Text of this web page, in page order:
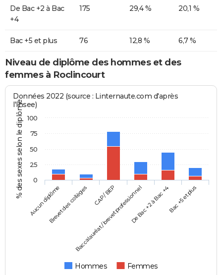
De Bac +2 à Bac
+4
175 29,4 % 20,1 %
Bac +5 et plus 76 12,8 % 6,7 %
Niveau de diplôme des hommes et des
femmes à Roclincourt
% des sexes selon le diplôme
Données 2022 (source : Linternaute.com d'après
l'Insee)
Hommes Femmes
Aucun diplômeBrevet des collèges CAP / BEP
Baccalauréat / brevet professionnelDe Bac +2 à Bac +4Bac +5 et plus
0
25
50
75
100